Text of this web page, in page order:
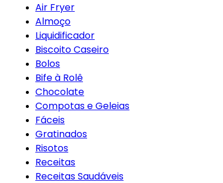
Air Fryer
Almoço
Liquidificador
Biscoito Caseiro
Bolos
Bife à Rolê
Chocolate
Compotas e Geleias
Fáceis
Gratinados
Risotos
Receitas
Receitas Saudáveis